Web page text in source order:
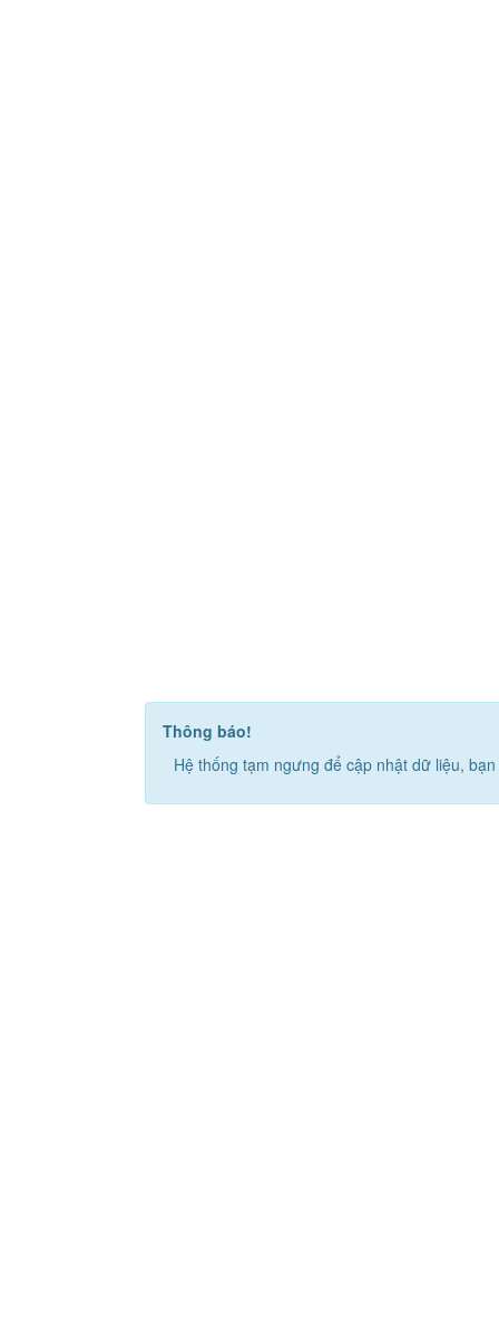
Thông báo!
Hệ thống tạm ngưng để cập nhật dữ liệu,